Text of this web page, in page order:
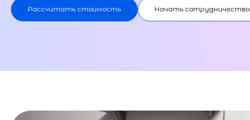
Рассчитать стоимость Начать сотрудничество